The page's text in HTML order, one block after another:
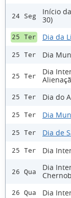
24 Seg
Início
30)
25 Ter Dia da
25 Ter Dia
25 Ter
Dia
25 Ter Dia do
25 Ter Dia
25 Ter Dia de
25 Ter Dia
26 Qua
Dia
26 Qua Dia